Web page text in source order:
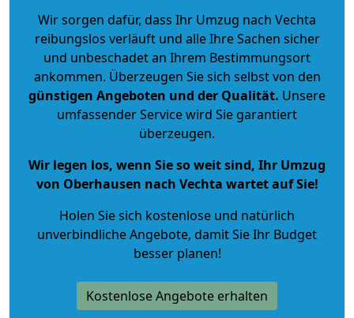
Wir sorgen dafür, dass Ihr Umzug nach Vechta
reibungslos verläuft und alle Ihre Sachen sicher
und unbeschadet an Ihrem Bestimmungsort
ankommen. Überzeugen Sie sich selbst von den
günstigen Angeboten und der Qualität. Unsere
umfassender Service wird Sie garantiert
überzeugen.
Wir legen los, wenn Sie so weit sind, Ihr Umzug
von Oberhausen nach Vechta wartet auf Sie!
Holen Sie sich kostenlose und natürlich
unverbindliche Angebote, damit Sie Ihr Budget
besser planen!
Kostenlose Angebote erhalten